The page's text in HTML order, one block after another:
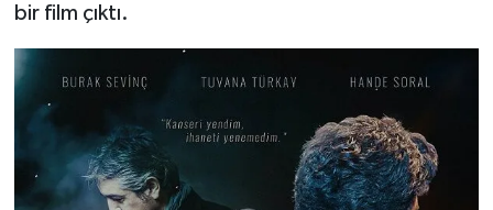
bir film çıktı.